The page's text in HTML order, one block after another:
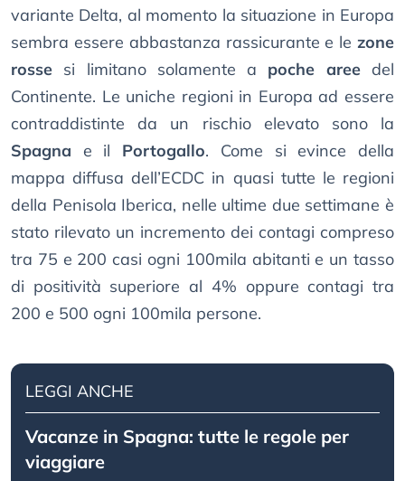
variante Delta, al momento la situazione in Europa
sembra essere abbastanza rassicurante e le zone
rosse si limitano solamente a poche areedel
Continente. Le uniche regioni in Europa ad essere
contraddistinte da un rischio elevato sono la
Spagna e il Portogallo. Come si evince della
mappa diffusa dell’ECDC in quasi tutte le regioni
della Penisola Iberica, nelle ultime due settimane è
stato rilevato un incremento dei contagi compreso
tra 75 e 200 casi ogni 100mila abitanti e un tasso
di positività superiore al 4% oppure contagi tra
200 e 500 ogni 100mila persone.
LEGGI ANCHE
Vacanze in Spagna: tutte le regole per
viaggiare